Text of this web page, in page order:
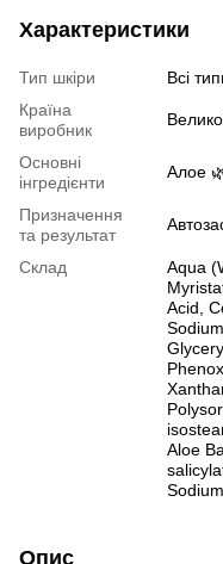
Характеристики
Тип шкіри
Всі
Країна
виробник
Основні
інгредієнти
Алое
Призначення
та результат
Склад
Aqua
Acid,
Aloe
Опис